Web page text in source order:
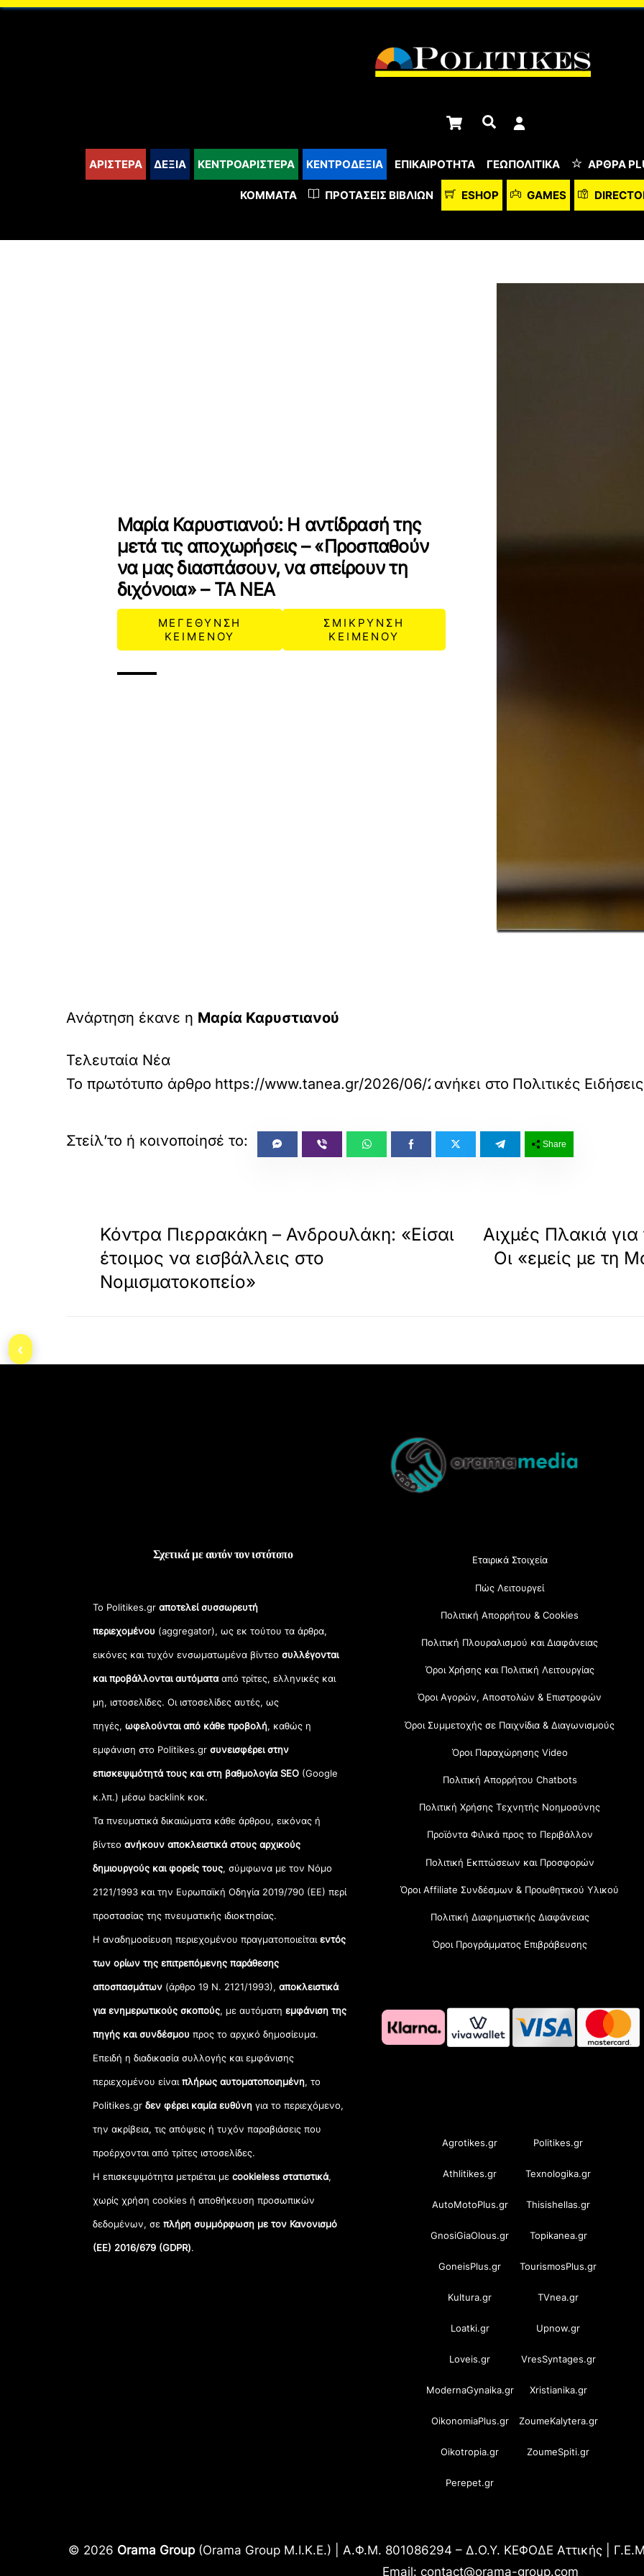
content
Cart Αναζήτηση
ΑΡΙΣΤΕΡΑ ΔΕΞΙΑ ΚΕΝΤΡΟΑΡΙΣΤΕΡΑ ΚΕΝΤΡΟΔΕΞΙΑ ΕΠΙΚΑΙΡΟΤΗΤΑ ΓΕΩΠΟΛΙΤΙΚΑ ΆΡΘΡΑ
ΚΌΜΜΑΤΑ ΠΡΟΤΆΣΕΙΣ ΒΙΒΛΊΩΝ ESHOP GAMES
Μαρία Καρυστιανού: Η αντίδρασή της
μετά τις αποχωρήσεις – «Προσπαθούν
να μας διασπάσουν, να σπείρουν τη
διχόνοια» – ΤΑ ΝΕΑ
ΜΕΓΕΘΥΝΣΗ
ΚΕΙΜΕΝΟΥ
ΣΜΙΚΡΥΝΣΗ
ΚΕΙΜΕΝΟΥ
Ανάρτηση έκανε η Μαρία Καρυστιανού
Τελευταία Νέα
Το πρωτότυπο άρθρο https://www.tanea.gr/2026/06/24/politics/maria-
ανήκει στο Πολιτικές
Share
Κόντρα Πιερρακάκη – Ανδρουλάκη: «Είσαι
έτοιμος να εισβάλλεις στο
Νομισματοκοπείο»
Αιχμές Πλακιά
Οι «εμείς με τη
Top
Σχετικά με αυτόν τον ιστότοπο
Το Politikes.grαποτελεί συσσωρευτή
περιεχομένου (aggregator), ως εκ τούτου τα άρθρα,
εικόνες και τυχόν ενσωματωμένα βίντεοσυλλέγονται
και προβάλλονται αυτόματααπό τρίτες, ελληνικές και
μη, ιστοσελίδες. Οι ιστοσελίδες αυτές, ως
πηγές,ωφελούνται από κάθε προβολή, καθώς η
εμφάνιση στο Politikes.gr συνεισφέρει στην
επισκεψιμότητά τους και στη βαθμολογία SEO (Google
κ.λπ.) μέσω backlink κοκ.
Τα πνευματικά δικαιώματα κάθε άρθρου, εικόνας ή
βίντεοανήκουν αποκλειστικά στους αρχικούς
δημιουργούς και φορείς τους, σύμφωνα με τον Νόμο
2121/1993 και την Ευρωπαϊκή Οδηγία 2019/790 (ΕΕ) περί
προστασίας της πνευματικής ιδιοκτησίας.
Η αναδημοσίευση περιεχομένου πραγματοποιείταιεντός
των ορίων της επιτρεπόμενης παράθεσης
αποσπασμάτων (άρθρο 19 Ν. 2121/1993), αποκλειστικά
για ενημερωτικούς σκοπούς, με αυτόματηεμφάνιση της
πηγής και συνδέσμου προς το αρχικό δημοσίευμα.
Επειδή η διαδικασία συλλογής και εμφάνισης
περιεχομένου είναιπλήρως αυτοματοποιημένη, το
Politikes.grδεν φέρει καμία ευθύνη για το περιεχόμενο,
την ακρίβεια, τις απόψεις ή τυχόν παραβιάσεις που
προέρχονται από τρίτες ιστοσελίδες.
Η επισκεψιμότητα μετριέται μεcookieless στατιστικά,
χωρίς χρήση cookies ή αποθήκευση προσωπικών
δεδομένων, σεπλήρη συμμόρφωση με τον Κανονισμό
(ΕΕ) 2016/679 (GDPR).
Εταιρικά Στοιχεία
Πώς Λειτουργεί
Πολιτική Απορρήτου & Cookies
Πολιτική Πλουραλισμού και Διαφάνειας
Όροι Χρήσης και Πολιτική Λειτουργίας
Όροι Αγορών, Αποστολών & Επιστροφών
Όροι Συμμετοχής σε Παιχνίδια & Διαγωνισμούς
Όροι Παραχώρησης Video
Πολιτική Απορρήτου Chatbots
Πολιτική Χρήσης Τεχνητής Νοημοσύνης
Προϊόντα Φιλικά προς το Περιβάλλον
Πολιτική Εκπτώσεων και Προσφορών
Όροι Affiliate Συνδέσμων & Προωθητικού Υλικού
Πολιτική Διαφημιστικής Διαφάνειας
Όροι Προγράμματος Επιβράβευσης
Agrotikes.gr Politikes.gr
Athlitikes.gr Texnologika.gr
AutoMotoPlus.gr Thisishellas.gr
GnosiGiaOlous.gr Topikanea.gr
GoneisPlus.gr TourismosPlus.gr
Kultura.gr TVnea.gr
Loatki.gr Upnow.gr
Loveis.gr VresSyntages.gr
ModernaGynaika.gr Xristianika.gr
OikonomiaPlus.gr ZoumeKalytera.gr
Oikotropia.gr ZoumeSpiti.gr
Perepet.gr
© 2026 Orama Group(Orama Group Μ.Ι.Κ.Ε.) | Α.Φ.Μ. 801086294 – Δ.Ο.Υ. ΚΕΦΟΔΕ Αττικής |
Email: contact@orama-group.com
‹